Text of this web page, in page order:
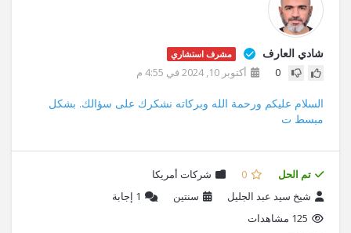
شادي العارف مشرف استشاري
0 أكتوبر 10, 2024 في 4:55 م
السلام عليكم ورحمة الله وبركاته نشكرك على سؤالك. بشكل
مبسط ت
تم الحل 0
شركات أمريكا
شيخ سيد عبد الجليل
سنتين 1 إجابة
125 مشاهدات